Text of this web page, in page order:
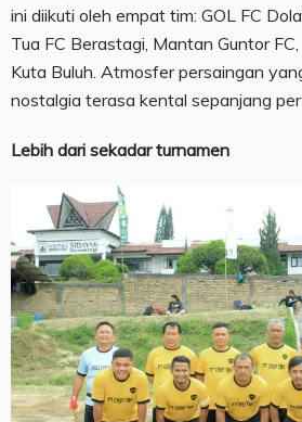
ini diikuti oleh empat tim: GOL FC
Tua FC Berastagi, Mantan Guntor
Kuta Buluh. Atmosfer persaingan
nostalgia terasa kental sepanjang
Lebih dari sekadar turnamen